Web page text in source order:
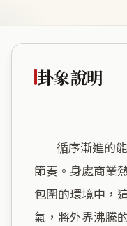
卦象說明
節奏。身處商業
包圍的環境中，
氣，將外界沸騰